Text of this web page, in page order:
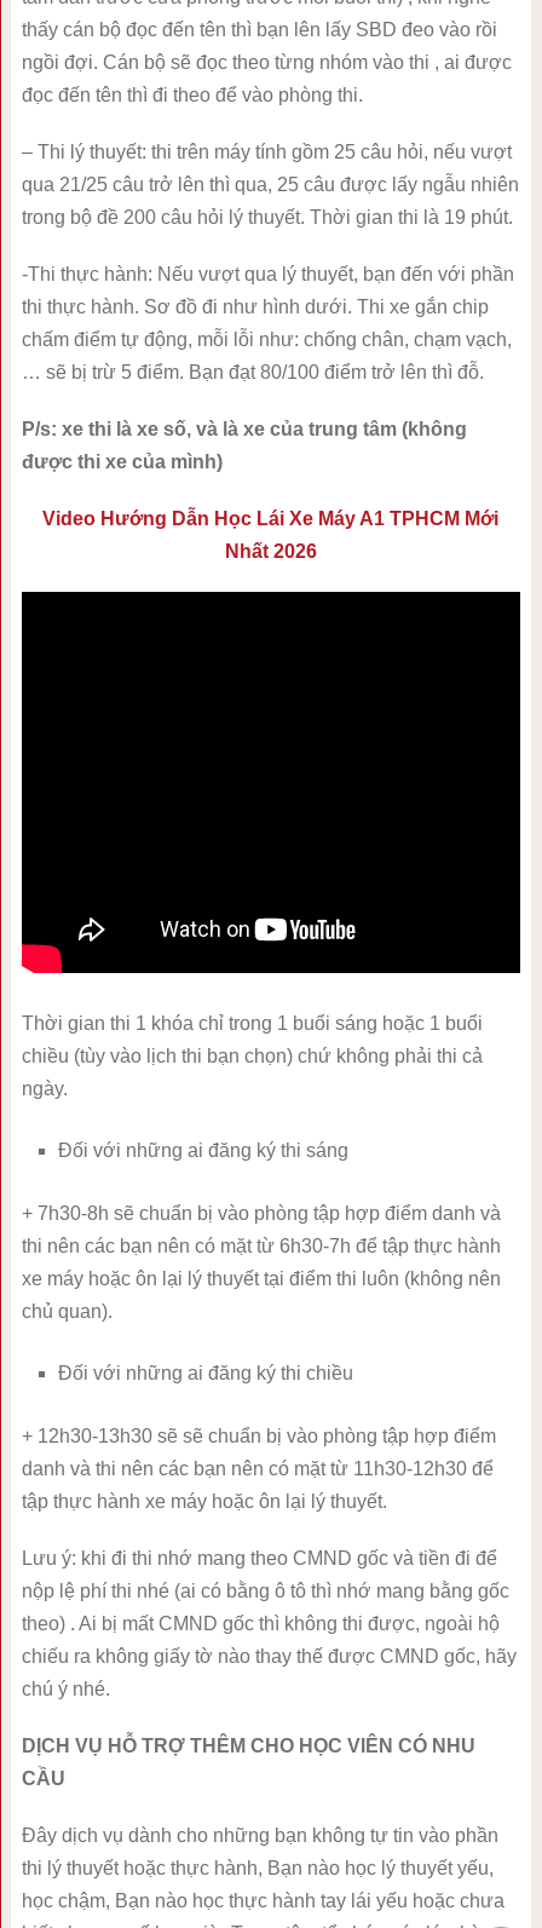
thấy cán bộ đọc đến tên thì bạn lên lấy SBD đeo vào rồi
ngồi đợi. Cán bộ sẽ đọc theo từng nhóm vào thi , ai được
đọc đến tên thì đi theo để vào phòng thi.
– Thi lý thuyết: thi trên máy tính gồm 25 câu hỏi, nếu vượt
qua 21/25 câu trở lên thì qua, 25 câu được lấy ngẫu nhiên
trong bộ đề 200 câu hỏi lý thuyết. Thời gian thi là 19 phút.
-Thi thực hành: Nếu vượt qua lý thuyết, bạn đến với phần
thi thực hành. Sơ đồ đi như hình dưới. Thi xe gắn chip
chấm điểm tự động, mỗi lỗi như: chống chân, chạm vạch,
… sẽ bị trừ 5 điểm. Bạn đạt 80/100 điểm trở lên thì đỗ.
P/s: xe thi là xe số, và là xe của trung tâm (không
được thi xe của mình)
Video Hướng Dẫn Học Lái Xe Máy A1 TPHCM Mới
Nhất 2026
Thời gian thi 1 khóa chỉ trong 1 buổi sáng hoặc 1 buổi
chiều (tùy vào lịch thi bạn chọn) chứ không phải thi cả
ngày.
Đối với những ai đăng ký thi sáng
+ 7h30-8h sẽ chuẩn bị vào phòng tập hợp điểm danh và
thi nên các bạn nên có mặt từ 6h30-7h để tập thực hành
xe máy hoặc ôn lại lý thuyết tại điểm thi luôn (không nên
chủ quan).
Đối với những ai đăng ký thi chiều
+ 12h30-13h30 sẽ sẽ chuẩn bị vào phòng tập hợp điểm
danh và thi nên các bạn nên có mặt từ 11h30-12h30 để
tập thực hành xe máy hoặc ôn lại lý thuyết.
Lưu ý: khi đi thi nhớ mang theo CMND gốc và tiền đi để
nộp lệ phí thi nhé (ai có bằng ô tô thì nhớ mang bằng gốc
theo) . Ai bị mất CMND gốc thì không thi được, ngoài hộ
chiếu ra không giấy tờ nào thay thế được CMND gốc, hãy
chú ý nhé.
DỊCH VỤ HỖ TRỢ THÊM CHO HỌC VIÊN CÓ NHU
CẦU
Đây dịch vụ dành cho những bạn không tự tin vào phần
thi lý thuyết hoặc thực hành, Bạn nào học lý thuyết yếu,
học chậm, Bạn nào học thực hành tay lái yếu hoặc chưa